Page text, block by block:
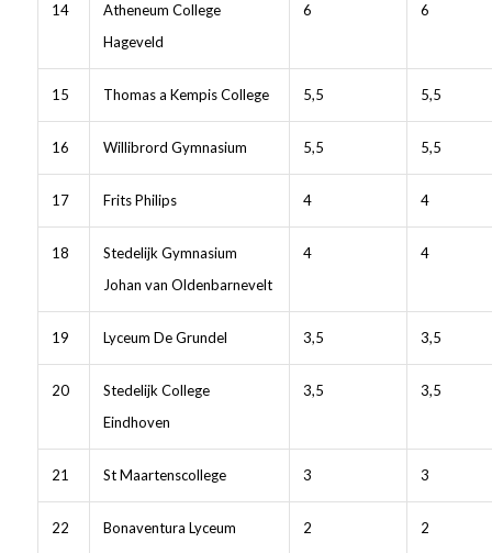
14
Atheneum College
Hageveld
6 6
15 Thomas a Kempis College 5,5 5,5
16 Willibrord Gymnasium 5,5 5,5
17 Frits Philips 4 4
18
Stedelijk Gymnasium
Johan van Oldenbarnevelt
4 4
19 Lyceum De Grundel 3,5 3,5
20
Stedelijk College
Eindhoven
3,5 3,5
21 St Maartenscollege 3 3
22 Bonaventura Lyceum 2 2